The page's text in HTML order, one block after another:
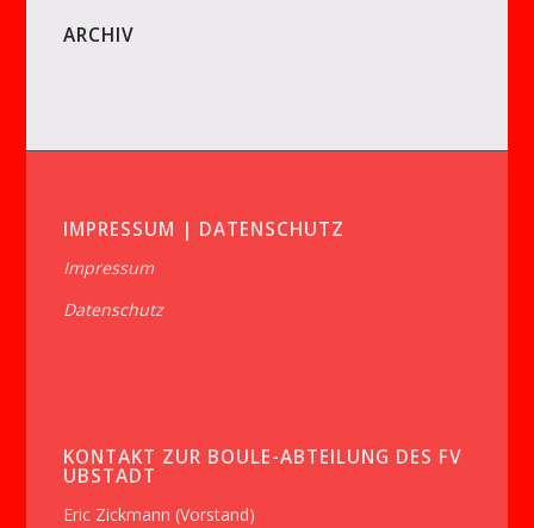
ARCHIV
IMPRESSUM | DATENSCHUTZ
Impressum
Datenschutz
KONTAKT ZUR BOULE-ABTEILUNG DES FV
UBSTADT
Eric Zickmann (Vorstand)